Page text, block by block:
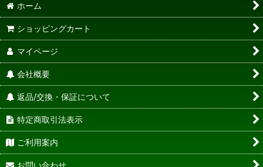
ホーム
ショッピングカート
マイページ
会社概要
返品/交換・保証について
特定商取引法表示
ご利用案内